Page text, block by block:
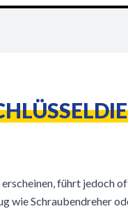
führt jedoch
wie Schraubendreher